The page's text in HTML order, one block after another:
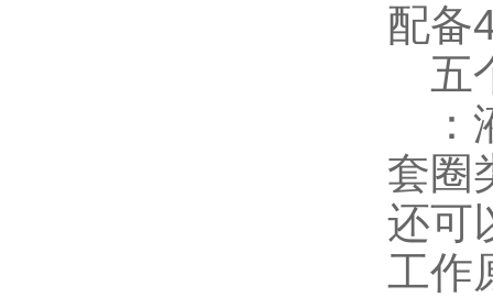
配备
五
：
套圈
还可
工作